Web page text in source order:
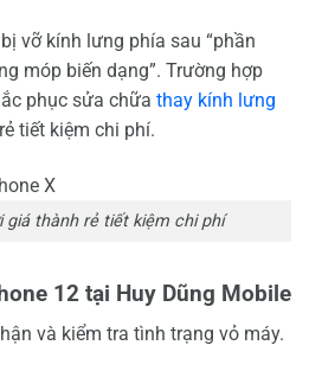
vỡ kính lưng phía sau “phần
móp biến dạng”. Trường hợp
phục sửa chữa thay kính lưng
tiết kiệm chi phí.
giá thành rẻ tiết kiệm chi phí
12 tại Huy Dũng Mobile
và kiểm tra tình trạng vỏ máy.